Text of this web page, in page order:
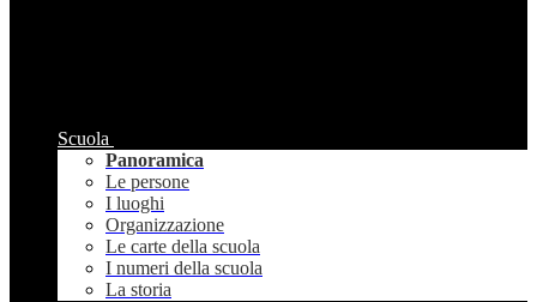
Scuola
Panoramica
Le persone
I luoghi
Organizzazione
Le carte della scuola
I numeri della scuola
La storia